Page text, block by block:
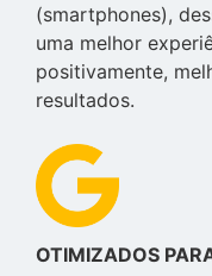
(smartphones),
uma melhor
positivamente,
resultados.
OTIMIZADOS